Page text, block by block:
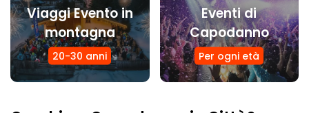
Viaggi Evento in
montagna
20-30 anni
Eventi di
Capodanno
Per ogni età